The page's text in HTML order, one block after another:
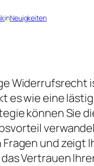
inNeuigkeiten
Widerrufsrecht
es wie eine
können Sie
und zeigt
Vertrauen